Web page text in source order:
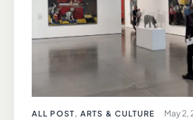
ALL POST,ARTS & CULTURE May 2,